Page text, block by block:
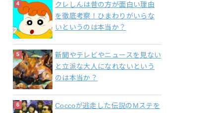
クレしんは昔の方が面白い理由
を徹底考察！ひまわりがいらな
いというのは本当か？
新聞やテレビやニュースを見ない
と立派な大人になれないという
のは本当か？
Coccoが逃走した伝説のMステを